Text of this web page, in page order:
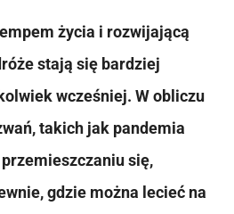
życia i rozwijającą
stają się bardziej
wcześniej. W obliczu
takich jak pandemia
się,
gdzie można lecieć na